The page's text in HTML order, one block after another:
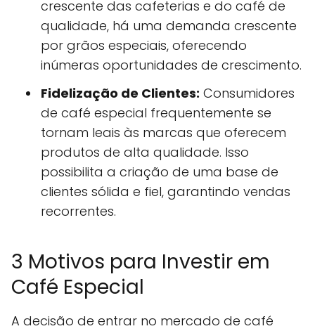
crescente das cafeterias e do café de
qualidade, há uma demanda crescente
por grãos especiais, oferecendo
inúmeras oportunidades de crescimento.
Fidelização de Clientes: Consumidores
de café especial frequentemente se
tornam leais às marcas que oferecem
produtos de alta qualidade. Isso
possibilita a criação de uma base de
clientes sólida e fiel, garantindo vendas
recorrentes.
3 Motivos para Investir em
Café Especial
A decisão de entrar no mercado de café